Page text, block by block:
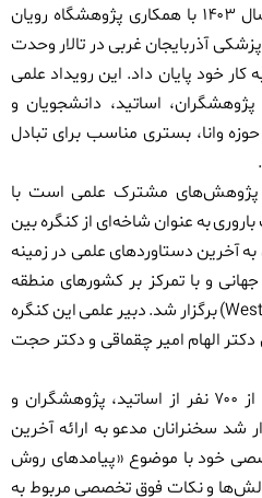
۱۴۰۳ با همکاری پژوهشگاه رویان
آذربایجان غربی در تالار وحدت
کار خود پایان داد. این رویداد علمی
اساتید، دانشجویان و
وانا، بستری مناسب برای تبادل
.
پژوهش‌های مشترک علمی است با
به عنوان شاخه‌ای از کنگره بین
به آخرین دستاوردهای علمی در زمینه
و با تمرکز بر کشورهای منطقه
)برگزار شد. دبیر علمی این کنگره
دکتر الهام امیر چقماقی و دکتر حجت
۷۰۰ نفر از اساتید، پژوهشگران و
شد سخنرانان مدعو به ارائه آخرین
خود با موضوع «پیامدهای روش
و نکات فوق تخصصی مربوط به